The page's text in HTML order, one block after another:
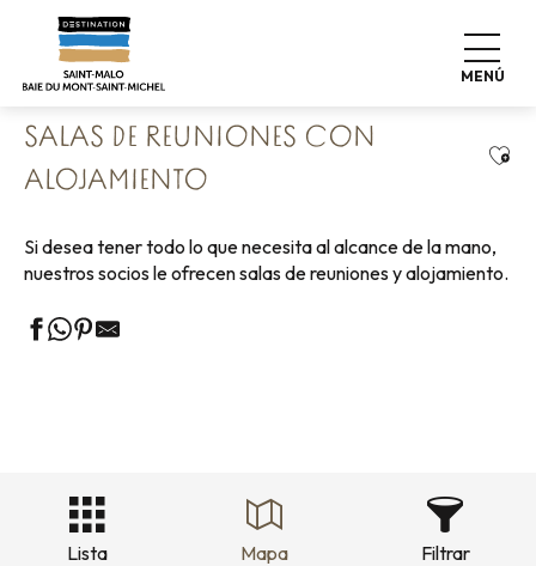
contenu
MENÚ
Home Empresa
Salas de reuniones con alojamiento
SALAS DE REUNIONES CON
ALOJAMIENTO
Si desea tener todo lo que necesita al alcance de la mano,
nuestros socios le ofrecen salas de reuniones y alojamiento.
Lista Mapa Filtrar